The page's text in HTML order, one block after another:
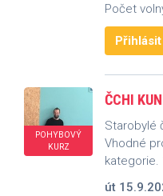
Počet
Přihlásit
POHYBOVÝ
KURZ
ČCHI
Starobylé
Vhodné
kategorie.
út